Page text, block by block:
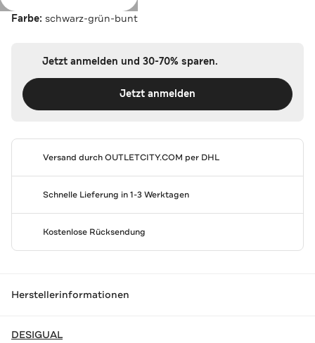
Farbe: schwarz-grün-bunt
Jetzt anmelden und 30-70% sparen.
Jetzt anmelden
Versand durchOUTLETCITY.COM per DHL
Schnelle Lieferung in 1-3 Werktagen
Kostenlose Rücksendung
Herstellerinformationen
DESIGUAL